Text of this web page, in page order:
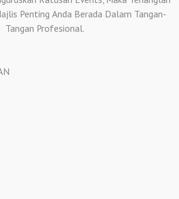
Penting Anda Berada Dalam Tangan-
Tangan Profesional.